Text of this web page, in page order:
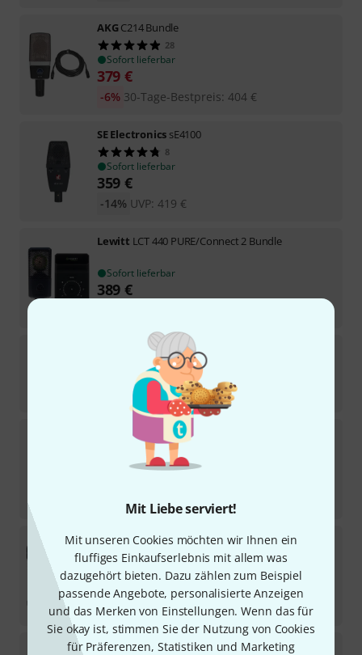
Mit Liebe serviert!
Mit unseren Cookies möchten wir Ihnen ein
fluffiges Einkaufserlebnis mit allem was
dazugehört bieten. Dazu zählen zum Beispiel
passende Angebote, personalisierte Anzeigen
und das Merken von Einstellungen. Wenn das für
Sie okay ist, stimmen Sie der Nutzung von Cookies
für Präferenzen, Statistiken und Marketing
AKGC214 Bundle
28
Sofort lieferbar
379 €
30-Tage-Bestpreis: 404 €
-6%
SE Electronics sE4100
8
Sofort lieferbar
359 €
UVP: 419 €
-14%
Lewitt LCT 440 PURE/Connect 2 Bundle
Sofort lieferbar
389 €
SE Electronics T1
Sofort lieferbar
LCT 441 FLEX Stand Bundle
Sofort lieferbar
UVP: 492,10
-24%
EVRE320 Bundle
6
Sofort lieferbar
355 €
UVP:427,31 €
-17%
LewittRAY Podcast Bundle